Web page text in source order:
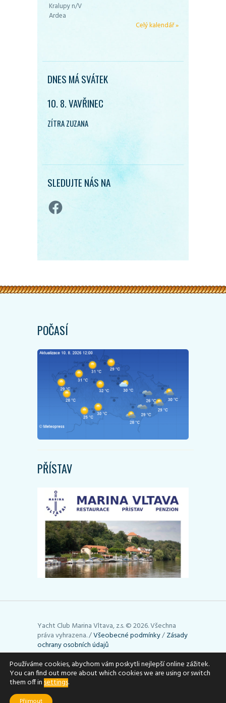
Kralupy n/V
Ardea
Celý kalendář »
DNES MÁ SVÁTEK
10. 8. VAVŘINEC
ZÍTRA ZUZANA
SLEDUJTE NÁS NA
Facebook
POČASÍ
PŘÍSTAV
Yacht Club Marina Vltava, z.s. © 2026. Všechna
práva vyhrazena. /Všeobecné podmínky/Zásady
ochrany osobních údajů
Stránky používají cookies. Využívání cookies lze
upravit podle toho, jak potřebujete (např. je
můžete vymazat). Podrobné informace uvádí
stránky
Používáme cookies, abychom vám poskytli nejlepší online zážitek.
You can find out more about which cookies we are using or switch
them off insettings.